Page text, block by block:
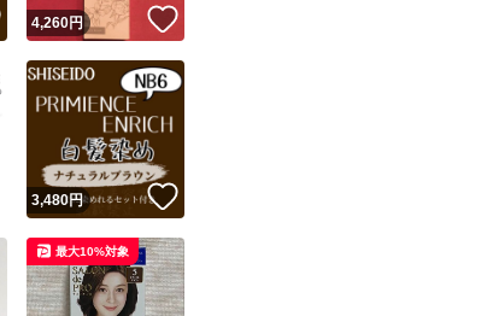
ユーザーの実績について
の基準を満たしたユーザーにバッジを付与しています
この商品の情報をコピーします
いいね！
4,260円
いいね！
3,480円
最大10%対象